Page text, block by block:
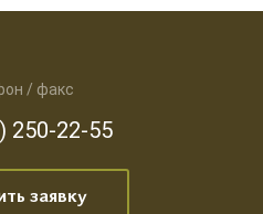
/ факс
250-22-55
заявку